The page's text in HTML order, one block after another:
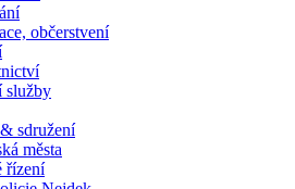
občerstvení
služby
sdružení
města
řízení